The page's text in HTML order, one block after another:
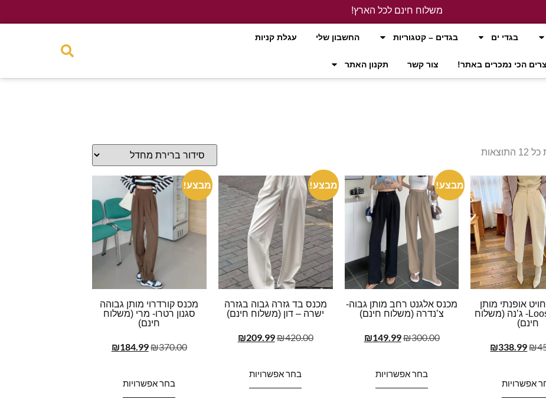
משלוח חינם לכל הארץ!
בגדי ים בגדים – קטגוריות החשבון שלי עגלת קניות
הכי נמכרים באתר! צור קשר תקנון האתר
אופנתי מותן
גבוהה Loose- ג’נה (משלוח
חינם)
₪
₪338.99
אפשרויות
מבצע!
מכנס אלגנט רחב מותן גבוה-
צ’נדרה (משלוח חינם)
₪300.00
₪149.99
בחר אפשרויות
מבצע!
מכנס בד גזרה גבוה בגזרה
ישרה – דון (משלוח חינם)
₪420.00
₪209.99
בחר אפשרויות
מבצע!
מכנס קורדרוי מותן גבוהה
סגנון רטרו- מרי (משלוח
חינם)
₪370.00
₪184.99
בחר אפשרויות